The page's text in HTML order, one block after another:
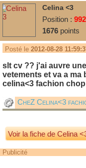
Celina <3
Position : 992
1676 points
Posté le 2012-08-28
slt cv ?? j'ai auvre
vetements et va a
celina<3 fachion chop
CheZ Celina<3
Voir la fiche de Celina
Publicité